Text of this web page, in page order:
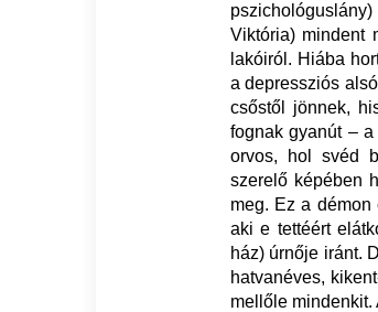
Viktória) mindent
lakóiról. Hiába
a depressziós
csőstől jönnek,
fognak gyanút –
orvos, hol svéd
szerelő képében
meg. Ez a démon
aki e tettéért
ház) úrnője iránt.
hatvanéves,
mellőle mindenkit.